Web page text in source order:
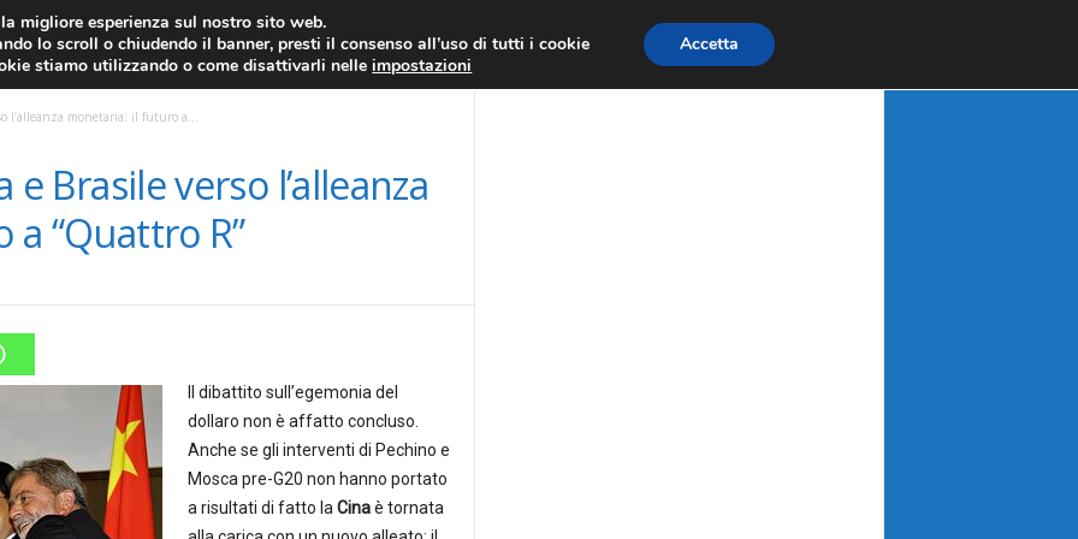
FOREX NEWS FOREX SIGNALS FOREX TRADING
DOLLARO ECONOMIA FOREX NEWS
l’alleanza monetaria: il futuro a...
Brasile verso l’alleanza
“Quattro R”
Il dibattito sull’egemonia del
dollaro non è affatto concluso.
Anche se gli interventi di Pechino e
Mosca pre-G20 non hanno portato
a risultati di fatto la Cinaè tornata
migliore esperienza sul nostro sito web.
lo scroll o chiudendo il banner, presti il consenso all’uso di tutti i cookie
stiamo utilizzando o come disattivarli nelleimpostazioni
Accetta